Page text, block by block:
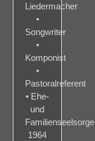
Liedermacher
•
Songwriter
•
Komponist
•
Pastoralreferent
• Ehe-
und
1964